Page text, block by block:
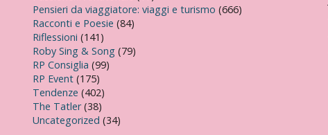
Pensieri da viaggiatore: viaggi e turismo (666)
Racconti e Poesie (84)
Riflessioni (141)
Roby Sing & Song (79)
RP Consiglia (99)
RP Event (175)
Tendenze (402)
The Tatler(38)
Uncategorized (34)